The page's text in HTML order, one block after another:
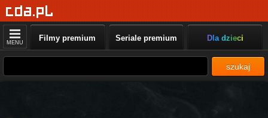
MENU Filmy premium Seriale premium Dla dzieci
szukaj